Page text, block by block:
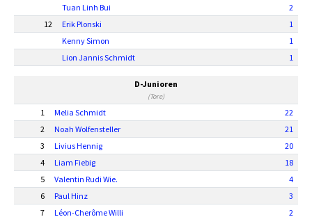
Tuan Linh Bui
2
12
Erik Plonski
1
Kenny Simon
1
Lion Jannis Schmidt
1
D-Junioren
(Tore)
1 Melia Schmidt
22
2
Noah Wolfensteller
21
3
Livius Hennig
20
4
Liam Fiebig
18
5
Valentin Rudi Wie.
4
6
Paul Hinz
3
7
Léon-Cherôme Willi
2